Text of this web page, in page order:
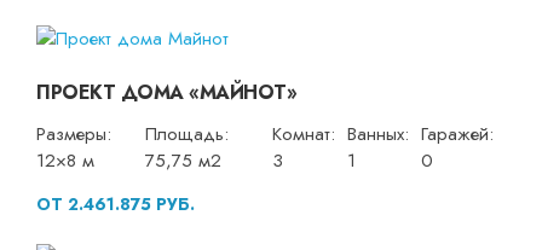
ПРОЕКТ ДОМА «МАЙНОТ»
Размеры:
12×8 м
Площадь:
75,75 м2
Комнат:
3
Ванных:
1
Гаражей:
0
ОТ 2.461.875 РУБ.